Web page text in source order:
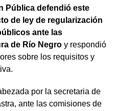
por los ministros de
Carlos Banacloy; de
de Hacienda, Gabriel
de la Unidad
del
Pública defendió este
de ley de regularización
ante las
de Río Negroy respondió
sobre los requisitos y
por la secretaria de
ante las comisiones de